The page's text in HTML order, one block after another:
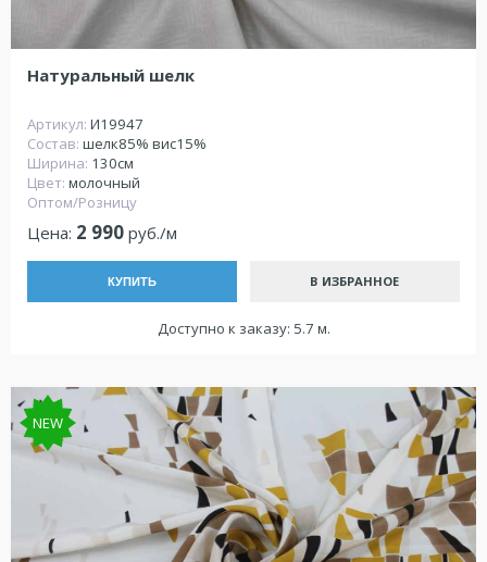
Натуральный шелк
Артикул: И19947
Состав: шелк85% вис15%
Ширина: 130см
Цвет: молочный
Оптом/Розницу
Цена: 2 990 руб./м
КУПИТЬ В ИЗБРАННОЕ
Доступно к заказу: 5.7 м.
NEW